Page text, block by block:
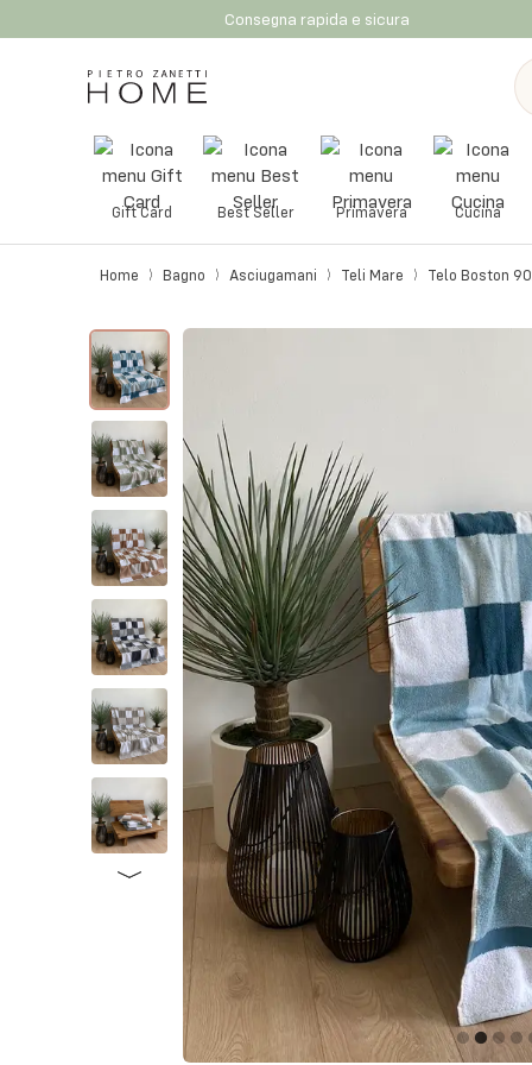
Consegna rapida e sicura
Gift Card Best Seller Primavera Cucina
Home Bagno Asciugamani Teli Mare Telo Boston